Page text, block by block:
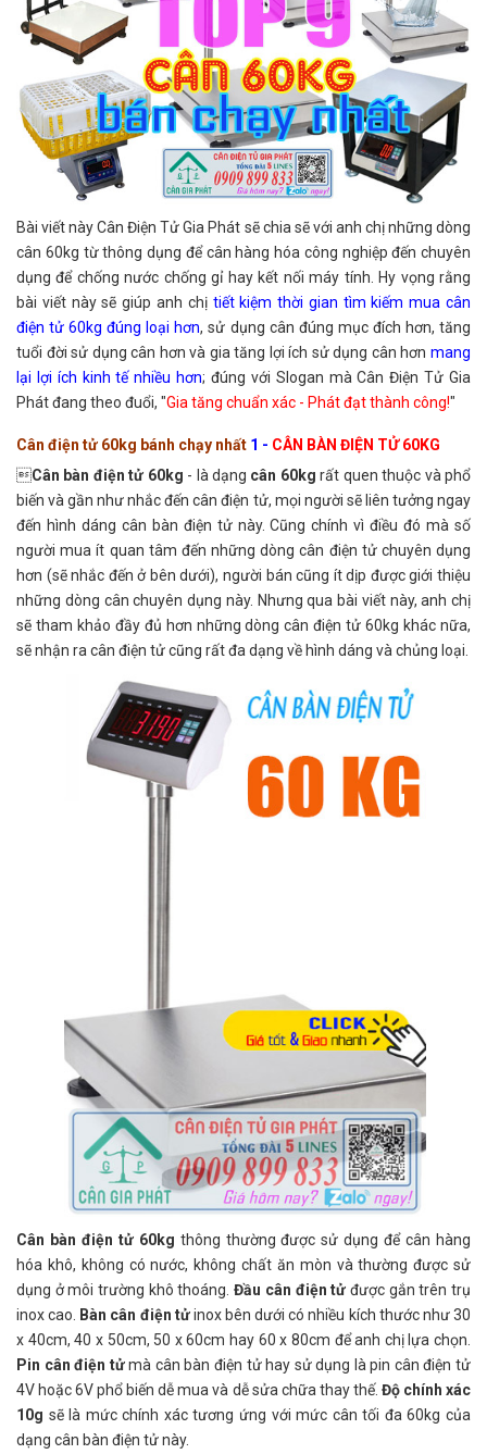
Bài viết này Cân Điện Tử Gia Phát sẽ chia sẽ với anh chị những dòng
cân 60kg từ thông dụng để cân hàng hóa công nghiệp đến chuyên
dụng để chống nước chống gỉ hay kết nối máy tính. Hy vọng rằng
bài viết này sẽ giúp anh chị tiết kiệm thời gian tìm kiếm mua cân
điện tử 60kg đúng loại hơn, sử dụng cân đúng mục đích hơn, tăng
tuổi đời sử dụng cân hơn và gia tăng lợi ích sử dụng cân hơn mang
lại lợi ích kinh tế nhiều hơn; đúng với Slogan mà Cân Điện Tử Gia
Phát đang theo đuổi, "Gia tăng chuẩn xác - Phát đạt thành công!"
Cân điện tử 60kg bánh chạy nhất 1 - CÂN BÀN ĐIỆN TỬ 60KG
Cân bàn điện tử 60kg - là dạng cân 60kg rất quen thuộc và phổ
biến và gần như nhắc đến cân điện tử, mọi người sẽ liên tưởng ngay
đến hình dáng cân bàn điện tử này. Cũng chính vì điều đó mà số
người mua ít quan tâm đến những dòng cân điện tử chuyên dụng
hơn (sẽ nhắc đến ở bên dưới), người bán cũng ít dịp được giới thiệu
những dòng cân chuyên dụng này. Nhưng qua bài viết này, anh chị
sẽ tham khảo đầy đủ hơn những dòng cân điện tử 60kg khác nữa,
sẽ nhận ra cân điện tử cũng rất đa dạng về hình dáng và chủng loại.
Cân bàn điện tử 60kg thông thường được sử dụng để cân hàng
hóa khô, không có nước, không chất ăn mòn và thường được sử
dụng ở môi trường khô thoáng.Đầu cân điện tử được gắn trên trụ
inox cao.
Bàn cân điện tửinox bên dưới có nhiều kích thước như 30
x 40cm, 40 x 50cm, 50 x 60cm hay 60 x 80cm để anh chị lựa chọn.
Pin cân điện tửmà cân bàn điện tử hay sử dụng là pin cân điện tử
4V hoặc 6V phổ biến dễ mua và dễ sửa chữa thay thế. Độ chính xác
10g sẽ là mức chính xác tương ứng với mức cân tối đa 60kg của
dạng cân bàn điện tử này.